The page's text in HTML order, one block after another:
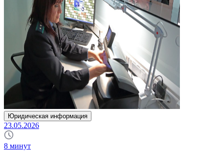
Юридическая информация
23.05.2026
8 минут